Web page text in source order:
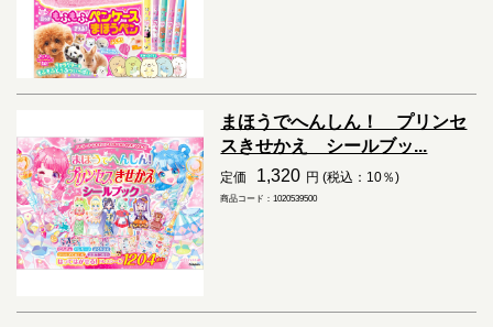
まほうでへんしん！ プリンセ
スきせかえ シールブッ...
定価 1,320 円 (税込：10％)
商品コード：1020539500